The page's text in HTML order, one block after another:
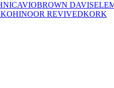
AVIOBROWN DAVIS
KOHINOOR REVIVEDKORK